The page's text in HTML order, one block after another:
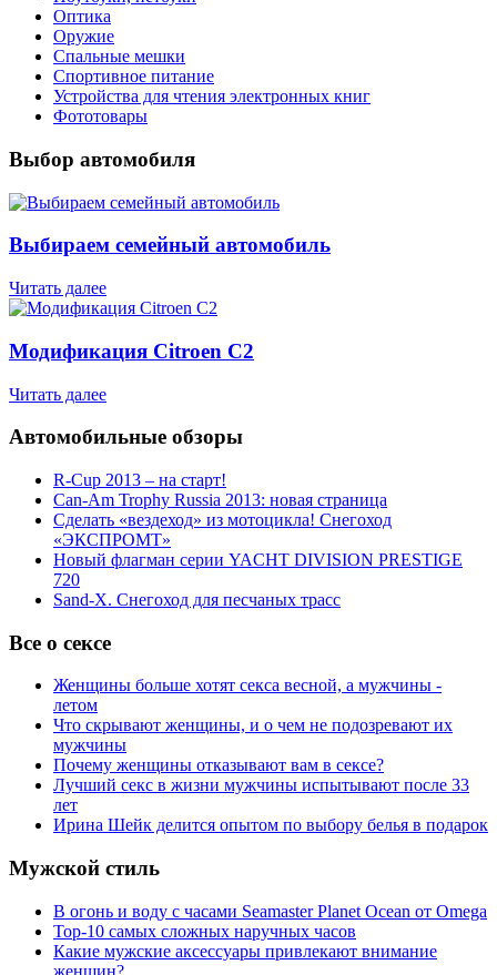
Оптика
Оружие
Спальные мешки
Спортивное питание
Устройства для чтения электронных книг
Фототовары
Выбор автомобиля
Выбираем семейный автомобиль
Читать далее
Модификация Citroen С2
Читать далее
Автомобильные обзоры
R-Cup 2013 – на старт!
Can-Am Trophy Russia 2013: новая страница
Сделать «вездеход» из мотоцикла! Снегоход
«ЭКСПРОМТ»
Новый флагман серии YACHT DIVISION PRESTIGE
720
Sand-X. Снегоход для песчаных трасс
Все о сексе
Женщины больше хотят секса весной, а мужчины -
летом
Что скрывают женщины, и о чем не подозревают их
мужчины
Почему женщины отказывают вам в сексе?
Лучший секс в жизни мужчины испытывают после 33
лет
Ирина Шейк делится опытом по выбору белья в подарок
Мужской стиль
В огонь и воду с часами Seamaster Planet Ocean от Omega
Top-10 самых сложных наручных часов
Какие мужские аксессуары привлекают внимание
женщин?